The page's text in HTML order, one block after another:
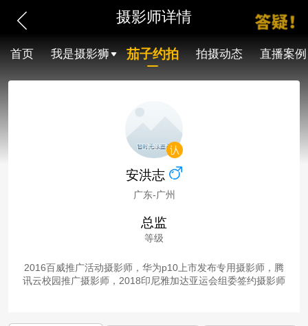
摄影师详情
首页 我是摄影狮 茄子约拍 拍摄动态 直播案例
安洪志
广东-广州
总监
等级
2016百威推广活动摄影师，华为p10上市发布专用摄影师，腾
讯云校园推广摄影师，2018印尼雅加达亚运会组委签约摄影师